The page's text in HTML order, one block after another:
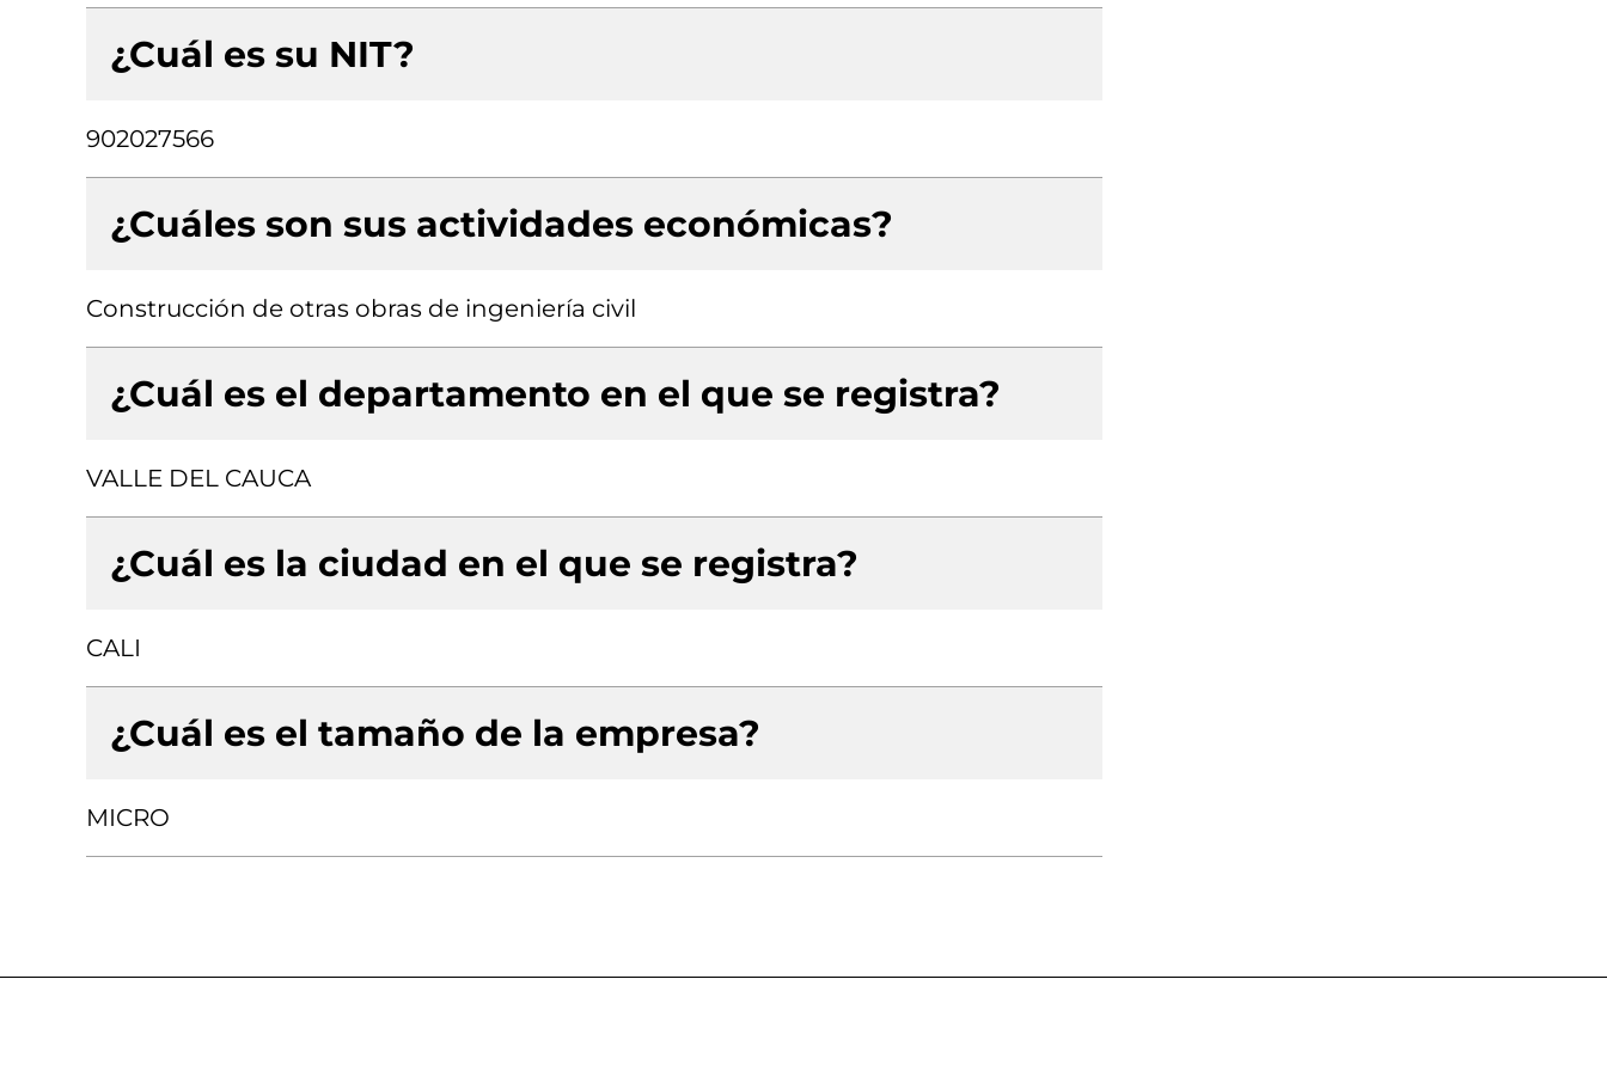
¿Cuál es su NIT?
902027566
¿Cuáles son sus actividades económicas?
Construcción de otras obras de ingeniería civil
¿Cuál es el departamento en el que se registra?
VALLE DEL CAUCA
¿Cuál es la ciudad en el que se registra?
CALI
¿Cuál es el tamaño de la empresa?
MICRO